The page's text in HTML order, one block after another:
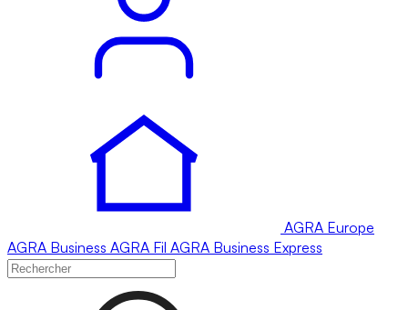
AGRA Europe
AGRA Business AGRA Fil AGRA Business Express